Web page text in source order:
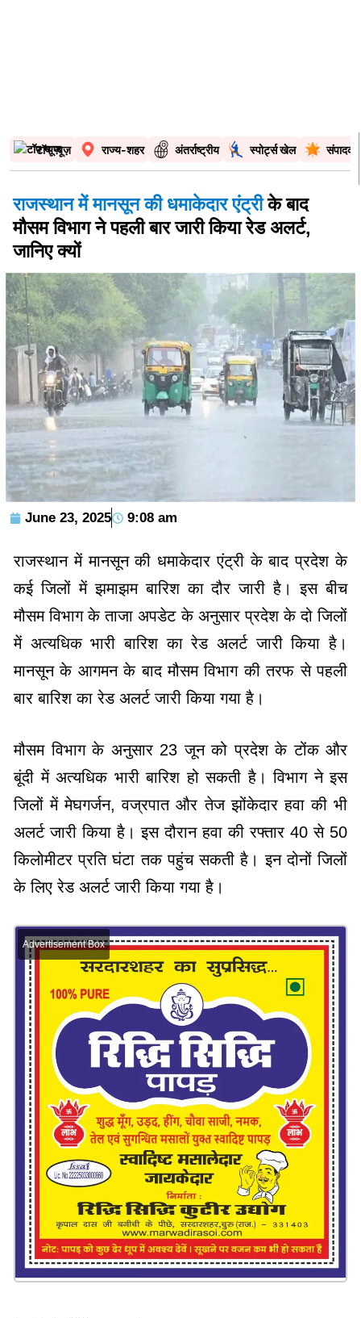
टॉप न्यूज़ राज्य-शहर अंतर्राष्ट्रीय स्पोर्ट्स खेल
राजस्थान में मानसून की धमाकेदार एंट्रीके बाद
मौसम विभाग ने पहली बार जारी किया रेड अलर्ट,
जानिए क्यों
June 23, 2025 9:08 am
राजस्थान में मानसून की धमाकेदार एंट्री के बाद प्रदेश के
कई जिलों में झमाझम बारिश का दौर जारी है। इस बीच
मौसम विभाग के ताजा अपडेट के अनुसार प्रदेश के दो जिलों
में अत्यधिक भारी बारिश का रेड अलर्ट जारी किया है।
मानसून के आगमन के बाद मौसम विभाग की तरफ से पहली
बार बारिश का रेड अलर्ट जारी किया गया है।
मौसम विभाग के अनुसार 23 जून को प्रदेश के टोंक और
बूंदी में अत्यधिक भारी बारिश हो सकती है। विभाग ने इस
जिलों में मेघगर्जन, वज्रपात और तेज झोंकेदार हवा की भी
अलर्ट जारी किया है। इस दौरान हवा की रफ्तार 40 से 50
किलोमीटर प्रति घंटा तक पहुंच सकती है। इन दोनों जिलों
के लिए रेड अलर्ट जारी किया गया है।
Advertisement Box